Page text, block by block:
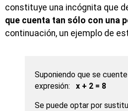
constituye una incógnita que
que cuenta tan sólo con una
continuación, un ejemplo de
Suponiendo que se
expresión:
x + 2 = 8
Se puede optar por